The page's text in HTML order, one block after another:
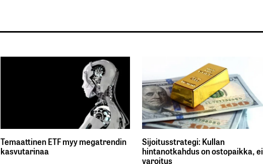
Temaattinen ETF myy megatrendin
kasvutarinaa
Sijoitusstrategi: Kullan
hintanotkahdus on ostopaikka, ei
varoitus